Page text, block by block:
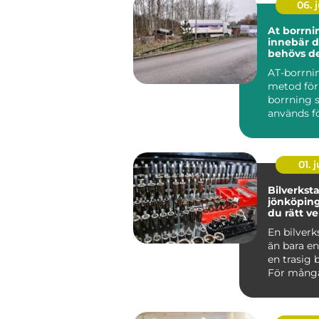
06.
At borrning
innebär
behövs
AT-
metod
borrning
används
und...
01.
jönköping så
du rätt
En
än bara
en trasig
För